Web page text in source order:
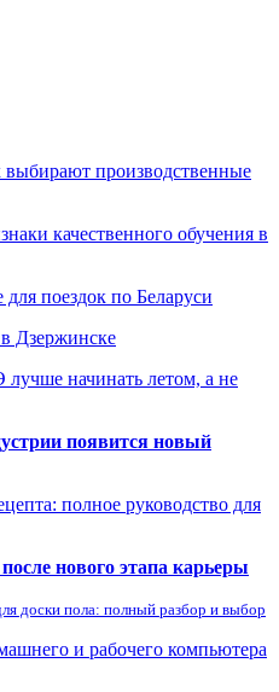
выбирают производственные
качественного обучения в
поездок по Беларуси
Дзержинске
начинать летом, а не
появится новый
полное руководство для
нового этапа карьеры
доски пола: полный разбор и выбор
и рабочего компьютера